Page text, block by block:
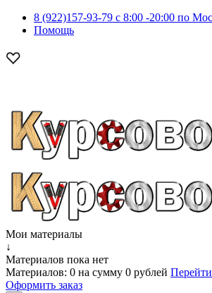
8 (922)157-93-79 c 8:00 -20:00 по
Помощь
Мои материалы
↓
Материалов пока нет
Материалов: 0 на сумму 0 рублей
Оформить заказ